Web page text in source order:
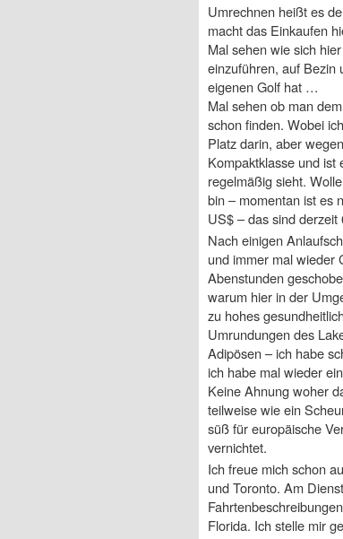
Umrechnen heißt es
macht das Einkaufen
Mal sehen wie sich
einzuführen, auf Bezin
eigenen Golf hat …
Mal sehen ob man
schon finden. Wobei
Platz darin, aber
Kompaktklasse und ist
regelmäßig sieht.
bin – momentan ist es
US$ – das sind
Nach einigen
und immer mal wieder
Abenstunden
warum hier in der
zu hohes
Umrundungen des
Adipösen – ich habe
ich habe mal wieder
Keine Ahnung woher
teilweise wie ein
süß für europäische
vernichtet.
Ich freue mich schon
und Toronto. Am
Florida. Ich stelle mir